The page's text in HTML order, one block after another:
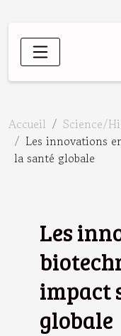
Accueil
Science/
Les innovations
la santé globale
Les
impact
globale